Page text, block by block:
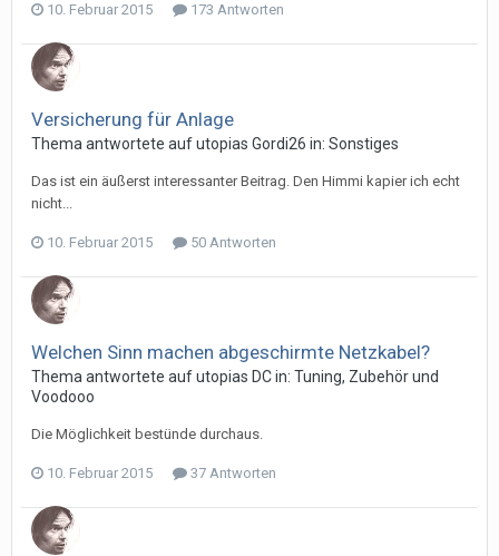
10. Februar 2015 173 Antworten
Versicherung für Anlage
Thema antwortete aufutopias Gordi26 in: Sonstiges
Das ist ein äußerst interessanter Beitrag. Den Himmi kapier ich echt
nicht...
10. Februar 2015 50 Antworten
Welchen Sinn machen abgeschirmte Netzkabel?
Thema antwortete aufutopias DCin: Tuning, Zubehör und
Voodooo
Die Möglichkeit bestünde durchaus.
10. Februar 2015 37 Antworten